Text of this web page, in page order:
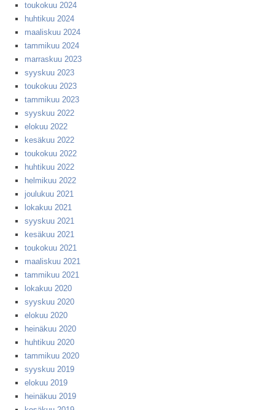
toukokuu 2024
huhtikuu 2024
maaliskuu 2024
tammikuu 2024
marraskuu 2023
syyskuu 2023
toukokuu 2023
tammikuu 2023
syyskuu 2022
elokuu 2022
kesäkuu 2022
toukokuu 2022
huhtikuu 2022
helmikuu 2022
joulukuu 2021
lokakuu 2021
syyskuu 2021
kesäkuu 2021
toukokuu 2021
maaliskuu 2021
tammikuu 2021
lokakuu 2020
syyskuu 2020
elokuu 2020
heinäkuu 2020
huhtikuu 2020
tammikuu 2020
syyskuu 2019
elokuu 2019
heinäkuu 2019